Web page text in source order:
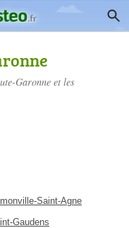
Garonne et les
Saint-Agne
Gaudens